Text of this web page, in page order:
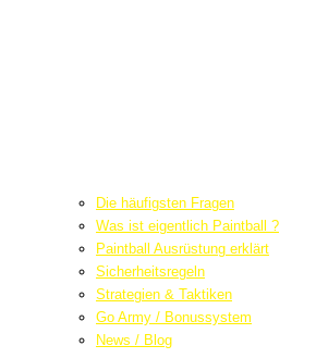
Die häufigsten Fragen
Was ist eigentlich Paintball ?
Paintball Ausrüstung erklärt
Sicherheitsregeln
Strategien & Taktiken
Go Army / Bonussystem
News / Blog